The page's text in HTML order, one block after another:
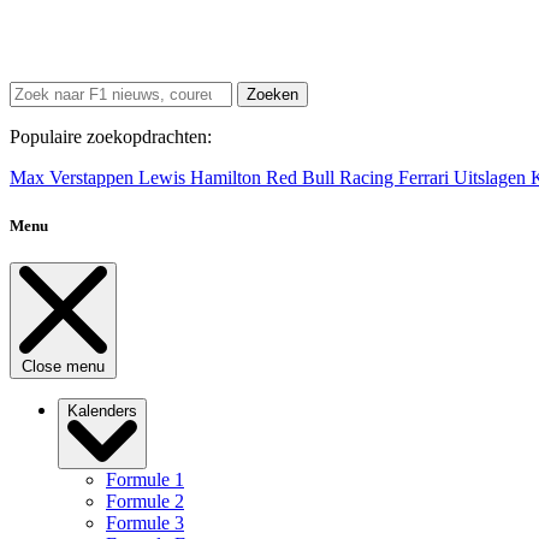
Zoeken
Populaire zoekopdrachten:
Max Verstappen Lewis Hamilton Red Bull Racing Ferrari Uitslagen
Menu
Close menu
Kalenders
Formule 1
Formule 2
Formule 3